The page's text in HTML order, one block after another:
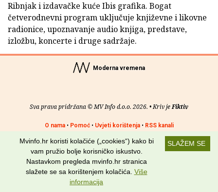
Ribnjak i izdavačke kuće Ibis grafika. Bogat
četverodnevni program uključuje književne i likovne
radionice, upoznavanje audio knjiga, predstave,
izložbu, koncerte i druge sadržaje.
Moderna vremena
Sva prava pridržana © MV Info d.o.o. 2026. • Kriv jeFiktiv
O nama• Pomoć• Uvjeti korištenja• RSS kanali
Potraži nas na: SLAŽEM SE
Mvinfo.hr koristi kolačiće („cookies“) kako bi
vam pružio bolje korisničko iskustvo.
Nastavkom pregleda mvinfo.hr stranica
slažete se sa korištenjem kolačića. Više
informacija